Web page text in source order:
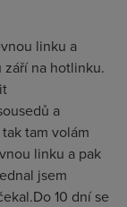
linku a
září na hotlinku.
a
tam volám
linku a pak
jsem
10 dní se